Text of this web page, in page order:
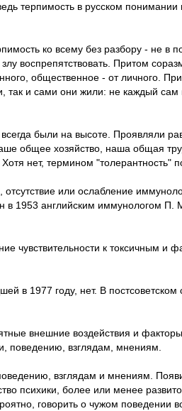
терпимость в русском
ко всему без разбору - не в
воспрепятствовать. Притом
общественное - от личного.
и сами они жили: не каждый сам
были на высоте. Проявляли
общее хозяйство, наша общая
нет, термином "толерантность"
или ослабление
в 1953 английским иммунологом
чувствительности к токсичным
в 1977 году, нет. В
внешние воздействия и
поведению, взглядам, мнениям.
взглядам и мнениям.
психики, более или менее
говорить о чужом поведении